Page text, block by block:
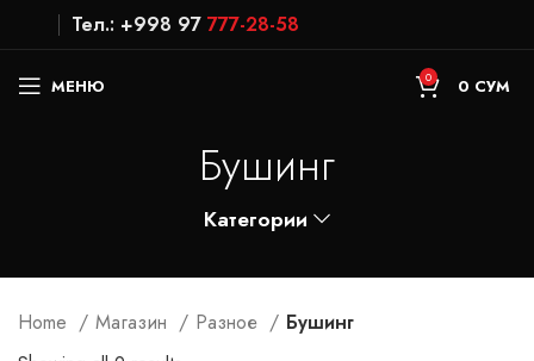
Тел.: +998 97 777-28-58
МЕНЮ 0 0 СУМ
Бушинг
Категории
Home Магазин Разное
Бушинг